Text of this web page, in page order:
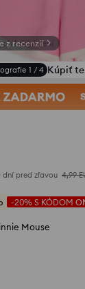
z recenzií
1 / 4 Kúpiť
dní pred zľavou 4,99
-20% S KÓDOM
Mouse